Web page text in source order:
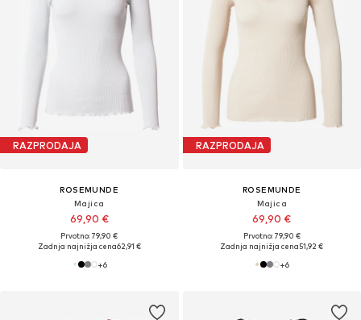
RAZPRODAJA
ROSEMUNDE
Majica
69,90 €
Prvotno: 79,90 €
Zadnja najnižja cena62,91 €
+6
RAZPRODAJA
ROSEMUNDE
Majica
69,90 €
Prvotno: 79,90 €
Zadnja najnižja cena51,92 €
+6